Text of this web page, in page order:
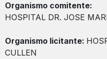
Organismo comitente:
HOSPITAL DR. JOSE
Organismo licitante:
CULLEN